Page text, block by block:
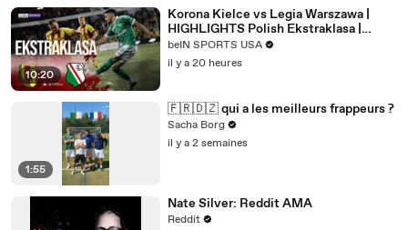
10:20
Korona Kielce vs Legia Warszawa |
HIGHLIGHTS Polish Ekstraklasa |
08/08/2026 | beIN SPORTS USA
beIN SPORTS USA
il y a 20 heures
1:55
🇫🇷🇩🇿 qui a les meilleurs frappeurs ?
Sacha Borg
il y a 2 semaines
Nate Silver: Reddit AMA
Reddit